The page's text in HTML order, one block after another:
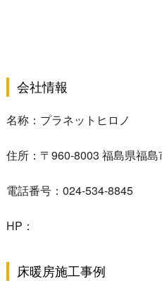
会社情報
名称：プラネットヒロノ
住所：〒960-8003 福島県福
電話番号：024-534-8845
HP：
床暖房施工事例